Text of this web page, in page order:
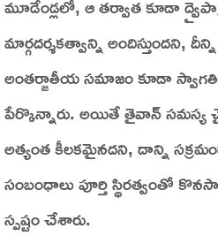
మార్గదర్శకత్వాన్ని అందిస్తుందని,
అంతర్జాతీయ సమాజం కూడా
పేర్కొన్నారు. అయితే తైవాన్‌
అత్యంత కీలకమైనదని, దాన్ని
సంబంధాలు పూర్తి స్థిరత్వంతో
స్పష్టం చేశారు.